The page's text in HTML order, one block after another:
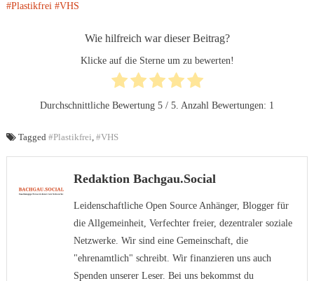
#Plastikfrei #VHS
Wie hilfreich war dieser Beitrag?
Klicke auf die Sterne um zu bewerten!
Durchschnittliche Bewertung 5 / 5. Anzahl Bewertungen: 1
Tagged #Plastikfrei, #VHS
Redaktion Bachgau.Social
Leidenschaftliche Open Source Anhänger, Blogger für
die Allgemeinheit, Verfechter freier, dezentraler soziale
Netzwerke. Wir sind eine Gemeinschaft, die
"ehrenamtlich" schreibt. Wir finanzieren uns auch
Spenden unserer Leser. Bei uns bekommst du